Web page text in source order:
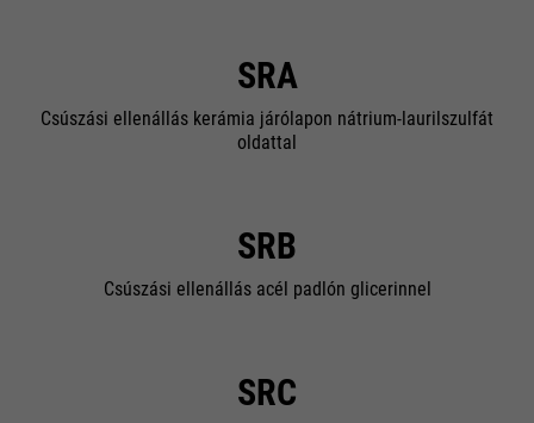
SRA
Csúszási ellenállás kerámia járólapon nátrium-laurilszulfát
oldattal
SRB
Csúszási ellenállás acél padlón glicerinnel
SRC